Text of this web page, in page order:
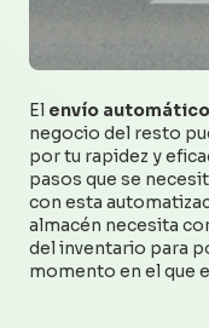
El envío automático
negocio del resto
por tu rapidez y
pasos que se
con esta
almacén necesita
del inventario para
momento en el que